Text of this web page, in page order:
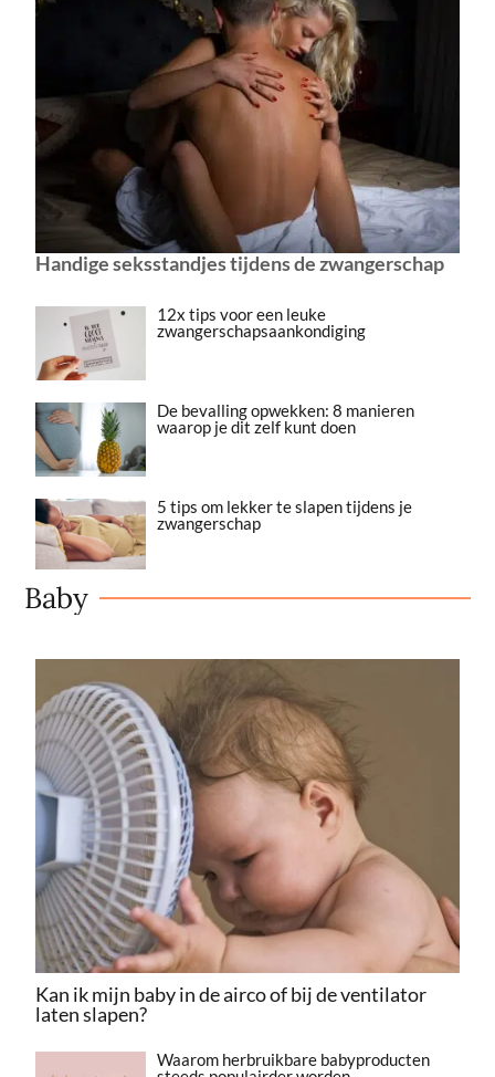
Handige seksstandjes tijdens de zwangerschap
12x tips voor een leuke
zwangerschapsaankondiging
De bevalling opwekken: 8 manieren
waarop je dit zelf kunt doen
5 tips om lekker te slapen tijdens je
zwangerschap
Baby
Kan ik mijn baby in de airco of bij de ventilator
laten slapen?
Waarom herbruikbare babyproducten